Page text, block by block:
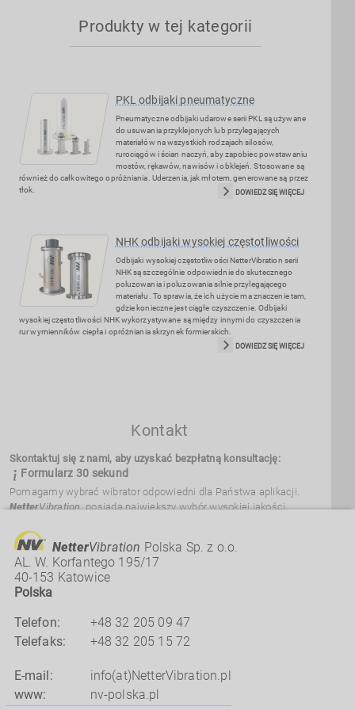
Produkty w tej kategorii
PKL odbijaki pneumatyczne
Pneumatyczne odbijaki udarowe serii PKL są używane
do usuwania przyklejonych lub przylegających
materiałów na wszystkich rodzajach silosów,
rurociągów i ścian naczyń, aby zapobiec powstawaniu
mostów, rękawów, nawisów i obklejeń. Stosowane są
również do całkowitego opróżniania. Uderzenia, jak młotem, generowane są przez
tłok.
DOWIEDZ SIĘ WIĘCEJ
NHK odbijaki wysokiej częstotliwości
Odbijaki wysokiej częstotliwości NetterVibration serii
NHK są szczególnie odpowiednie do skutecznego
poluzowania i poluzowania silnie przylegającego
materiału. To sprawia, że ich użycie ma znaczenie tam,
gdzie konieczne jest ciągłe czyszczenie. Odbijaki
wysokiej częstotliwości NHK wykorzystywane są między innymi do czyszczenia
rur wymienników ciepła i opróżniania skrzynek formierskich.
DOWIEDZ SIĘ WIĘCEJ
Kontakt
Formularz 30 sekund
Pomagamy wybrać wibrator odpowiedni dla Państwa aplikacji.
NetterVibration posiada największy wybór wysokiej jakości
wibratorów przemysłowych na rynku.
i wytrzymałością, odpowiednich do Państwa potrzeb.
NetterVibration Polska Sp. z o.o.
AL. W. Korfantego 195/17
40-153 Katowice
Polska
Telefon:
+48 32 205 09 47
Telefaks:
+48 32 205 15 72
E-mail:
info(at)NetterVibration.pl
www:
nv-polska.pl